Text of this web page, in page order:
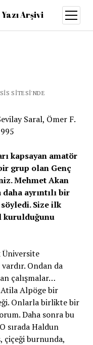
Arşivi
aç
SITESI'NDE
Saral, Ömer F.
kapsayan amatör
grup olan Genç
Mehmet Akan
ayrıntılı bir
Size ilk
kurulduğunu
Üniversite
Ondan da
çalışmalar…
Atila Alpöge bir
Onlarla birlikte bir
Daha sonra bu
sırada Haldun
çiçeği burnunda,